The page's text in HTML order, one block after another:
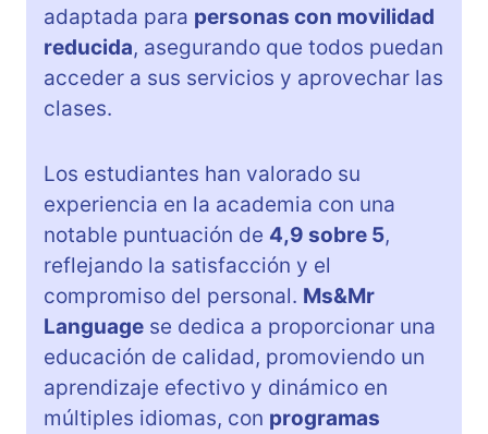
adaptada para personas con movilidad
reducida, asegurando que todos puedan
acceder a sus servicios y aprovechar las
clases.
Los estudiantes han valorado su
experiencia en la academia con una
notable puntuación de 4,9 sobre 5,
reflejando la satisfacción y el
compromiso del personal. Ms&Mr
Language se dedica a proporcionar una
educación de calidad, promoviendo un
aprendizaje efectivo y dinámico en
múltiples idiomas, con programas